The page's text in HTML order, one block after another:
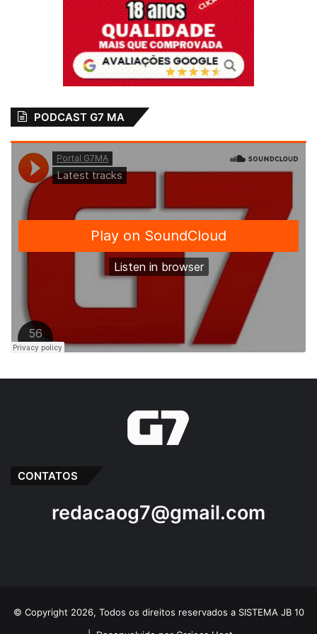
Inácio garante meia
passagem no
transporte
aquaviário
23 de outubro de 2018
Em "PINHEIRO-MA"
Escola Estudantes Meia Passagem
notícias Prefeitura São Luís
PODCAST G7 MA
CONTATOS
redacaog7@gmail.com
© Copyright 2026, Todos os direitos reservados a SISTEMA JB 10